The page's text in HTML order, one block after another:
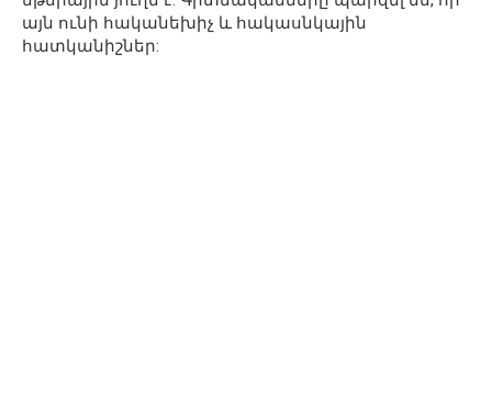
այն ունի հականեխիչ և հակասնկային
հատկանիշներ: